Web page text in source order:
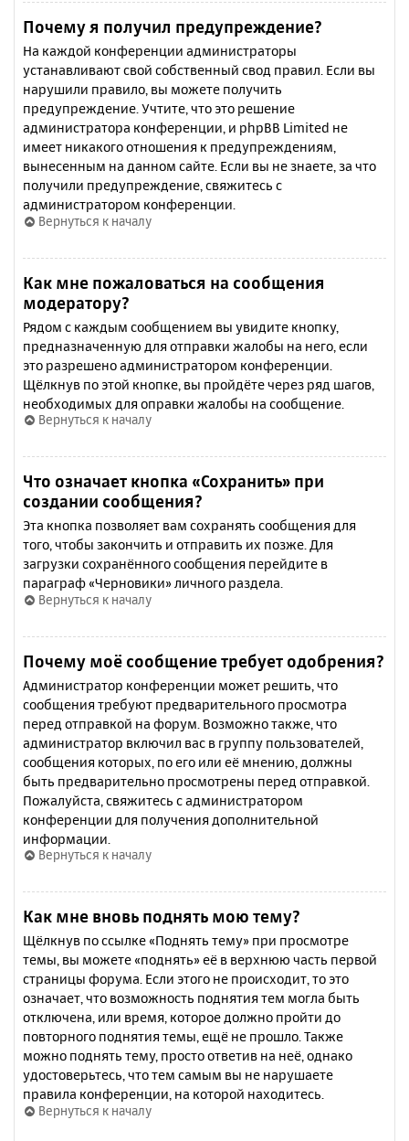
Почему я получил предупреждение?
На каждой конференции администраторы
устанавливают свой собственный свод правил. Если вы
нарушили правило, вы можете получить
предупреждение. Учтите, что это решение
администратора конференции, и phpBB Limited не
имеет никакого отношения к предупреждениям,
вынесенным на данном сайте. Если вы не знаете, за что
получили предупреждение, свяжитесь с
администратором конференции.
Вернуться к началу
Как мне пожаловаться на сообщения
модератору?
Рядом с каждым сообщением вы увидите кнопку,
предназначенную для отправки жалобы на него, если
это разрешено администратором конференции.
Щёлкнув по этой кнопке, вы пройдёте через ряд шагов,
необходимых для оправки жалобы на сообщение.
Вернуться к началу
Что означает кнопка «Сохранить» при
создании сообщения?
Эта кнопка позволяет вам сохранять сообщения для
того, чтобы закончить и отправить их позже. Для
загрузки сохранённого сообщения перейдите в
параграф «Черновики» личного раздела.
Вернуться к началу
Почему моё сообщение требует одобрения?
Администратор конференции может решить, что
сообщения требуют предварительного просмотра
перед отправкой на форум. Возможно также, что
администратор включил вас в группу пользователей,
сообщения которых, по его или её мнению, должны
быть предварительно просмотрены перед отправкой.
Пожалуйста, свяжитесь с администратором
конференции для получения дополнительной
информации.
Вернуться к началу
Как мне вновь поднять мою тему?
Щёлкнув по ссылке «Поднять тему» при просмотре
темы, вы можете «поднять» её в верхнюю часть первой
страницы форума. Если этого не происходит, то это
означает, что возможность поднятия тем могла быть
отключена, или время, которое должно пройти до
повторного поднятия темы, ещё не прошло. Также
можно поднять тему, просто ответив на неё, однако
удостоверьтесь, что тем самым вы не нарушаете
правила конференции, на которой находитесь.
Вернуться к началу